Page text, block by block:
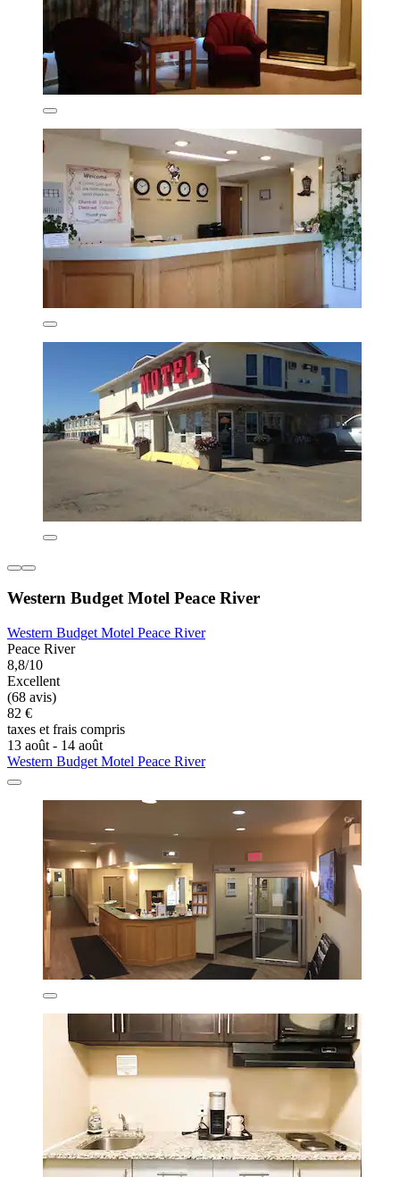
Western Budget Motel Peace River
Western Budget Motel Peace River
Peace River
8,8/10
Excellent
(68 avis)
82 €
taxes et frais compris
13 août - 14 août
Western Budget Motel Peace River